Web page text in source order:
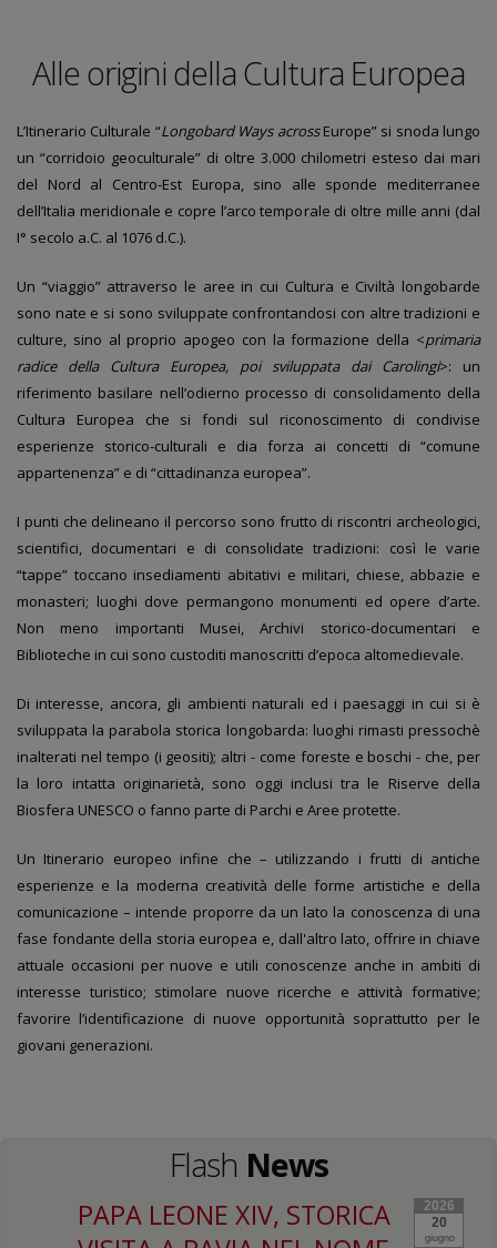
Alle origini della Cultura Europea
L’Itinerario Culturale “Longobard Ways acrossEurope” si snoda lungo
un “corridoio geoculturale” di oltre 3.000 chilometri esteso dai mari
del Nord al Centro-Est Europa, sino alle sponde mediterranee
dell’Italia meridionale e copre l’arco temporale di oltre mille anni (dal
I° secolo a.C. al 1076 d.C.).
Un “viaggio” attraverso le aree in cui Cultura e Civiltà longobarde
sono nate e si sono sviluppate confrontandosi con altre tradizioni e
culture, sino al proprio apogeo con la formazione della <primaria
radice della Cultura Europea, poi sviluppata dai Carolingi>: un
riferimento basilare nell’odierno processo di consolidamento della
Cultura Europea che si fondi sul riconoscimento di condivise
esperienze storico-culturali e dia forza ai concetti di “comune
appartenenza” e di “cittadinanza europea”.
I punti che delineano il percorso sono frutto di riscontri archeologici,
scientifici, documentari e di consolidate tradizioni: così le varie
“tappe” toccano insediamenti abitativi e militari, chiese, abbazie e
monasteri; luoghi dove permangono monumenti ed opere d’arte.
Non meno importanti Musei, Archivi storico-documentari e
Biblioteche in cui sono custoditi manoscritti d’epoca altomedievale.
Di interesse, ancora, gli ambienti naturali ed i paesaggi in cui si è
sviluppata la parabola storica longobarda: luoghi rimasti pressochè
inalterati nel tempo (i geositi); altri - come foreste e boschi - che, per
la loro intatta originarietà, sono oggi inclusi tra le Riserve della
Biosfera UNESCO o fanno parte di Parchi e Aree protette.
Un Itinerario europeo infine che – utilizzando i frutti di antiche
esperienze e la moderna creatività delle forme artistiche e della
comunicazione – intende proporre da un lato la conoscenza di una
fase fondante della storia europea e, dall'altro lato, offrire in chiave
attuale occasioni per nuove e utili conoscenze anche in ambiti di
interesse turistico; stimolare nuove ricerche e attività formative;
favorire l’identificazione di nuove opportunità soprattutto per le
giovani generazioni.
Flash News
2026
20
giugno
PAPA LEONE XIV, STORICA